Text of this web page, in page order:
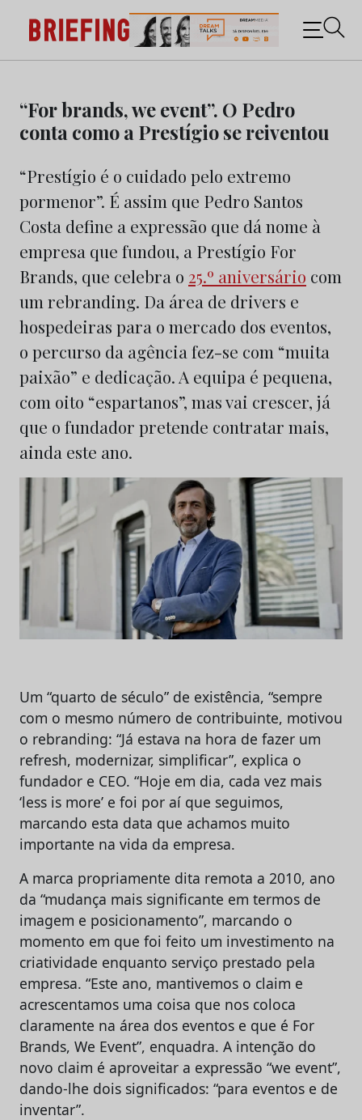
content
Briefing: Todas as notícias sobre os negócios do
Marketing e da Publicidade
“For brands, we event”. O Pedro
conta como a Prestígio se reiventou
“Prestígio é o cuidado pelo extremo
pormenor”. É assim que Pedro Santos
Costa define a expressão que dá nome à
empresa que fundou, a Prestígio For
Brands, que celebra o 25.º aniversário com
um rebranding. Da área de drivers e
hospedeiras para o mercado dos eventos,
o percurso da agência fez-se com “muita
paixão” e dedicação. A equipa é pequena,
com oito “espartanos”, mas vai crescer, já
que o fundador pretende contratar mais,
ainda este ano.
Um “quarto de século” de existência, “sempre
com o mesmo número de contribuinte, motivou
o rebranding: “Já estava na hora de fazer um
refresh, modernizar, simplificar”, explica o
fundador e CEO. “Hoje em dia, cada vez mais
‘less is more’ e foi por aí que seguimos,
marcando esta data que achamos muito
importante na vida da empresa.
A marca propriamente dita remota a 2010, ano
da “mudança mais significante em termos de
imagem e posicionamento”, marcando o
momento em que foi feito um investimento na
criatividade enquanto serviço prestado pela
empresa. “Este ano, mantivemos o claim e
acrescentamos uma coisa que nos coloca
claramente na área dos eventos e que é For
Brands, We Event”, enquadra. A intenção do
novo claim é aproveitar a expressão “we event”,
dando-lhe dois significados: “para eventos e de
inventar”.